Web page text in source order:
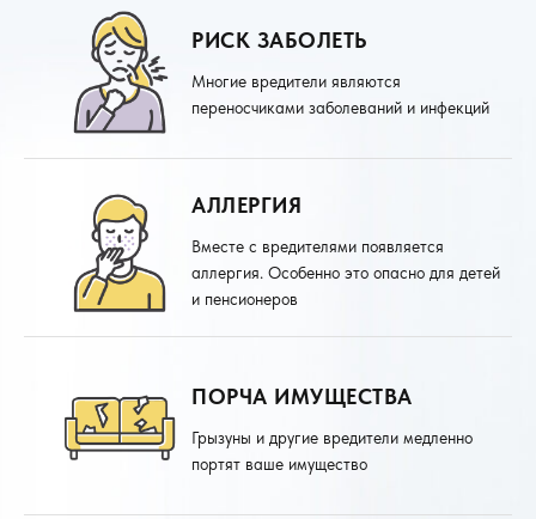
РИСК ЗАБОЛЕТЬ
Многие вредители являются
переносчиками заболеваний и инфекций
АЛЛЕРГИЯ
Вместе с вредителями появляется
аллергия. Особенно это опасно для детей
и пенсионеров
ПОРЧА ИМУЩЕСТВА
Грызуны и другие вредители медленно
портят ваше имущество